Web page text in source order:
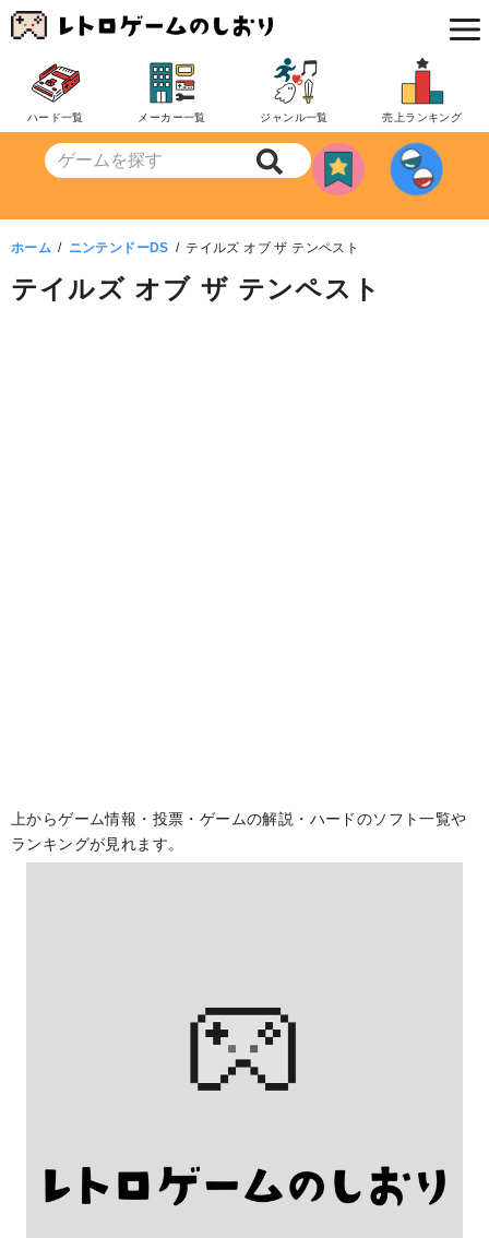
コ
ン
ツ
動
ハード一覧 メーカー一覧 ジャンル一覧 売上ランキング
ホーム ニンテンドーDS テイルズ オブ ザ テンペスト
テイルズ オブ ザ テンペスト
上からゲーム情報・投票・ゲームの解説・ハードのソフト一覧や
ランキングが見れます。